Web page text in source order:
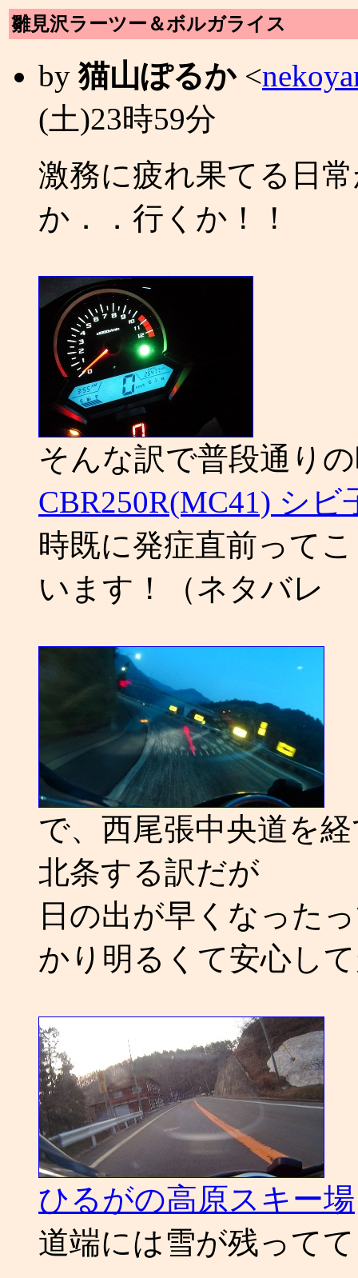
雛見沢ラーツー＆ボルガライス
by猫山ぽるか<
(土)23時59分
激務に疲れ果てる日
か．．行くか！！
そんな訳で普段通り
CBR250R(MC41) シビ
時既に発症直前って
います！（ネタバレ
で、西尾張中央道を
北条する訳だが
日の出が早くなった
かり明るくて安心し
ひるがの高原スキー場
道端には雪が残って